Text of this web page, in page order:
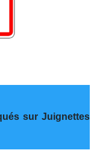
sur Juignettes